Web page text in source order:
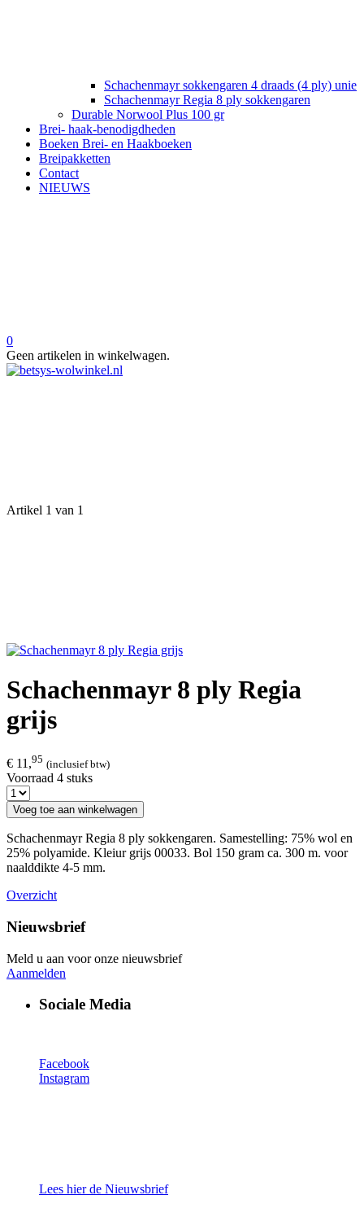
Schachenmayr sokkengaren 4 draads (4 ply) unie
Schachenmayr Regia 8 ply sokkengaren
Durable Norwool Plus 100 gr
Brei- haak-benodigdheden
Boeken Brei- en Haakboeken
Breipakketten
Contact
NIEUWS
0
Geen artikelen in winkelwagen.
Artikel 1 van 1
Schachenmayr 8 ply Regia
grijs
€ 11,95 (inclusief btw)
Voorraad 4 stuks
Voeg toe aan winkelwagen
Schachenmayr Regia 8 ply sokkengaren. Samestelling: 75% wol en
25% polyamide. Kleiur grijs 00033. Bol 150 gram ca. 300 m. voor
naalddikte 4-5 mm.
Overzicht
Nieuwsbrief
Meld u aan voor onze nieuwsbrief
Aanmelden
Sociale Media
Facebook
Instagram
Lees hier de Nieuwsbrief